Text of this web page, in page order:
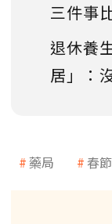
三件事
退休養
居」：
藥局 春節